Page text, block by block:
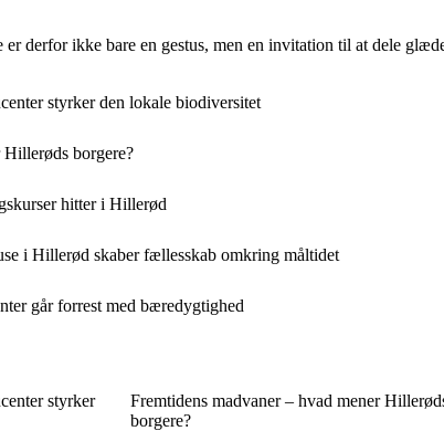
er derfor ikke bare en gestus, men en invitation til at dele
styrker den lokale biodiversitet
Hillerøds borgere?
hitter i Hillerød
i Hillerød skaber fællesskab omkring måltidet
går forrest med bæredygtighed
styrker
Fremtidens madvaner – hvad mener
borgere?